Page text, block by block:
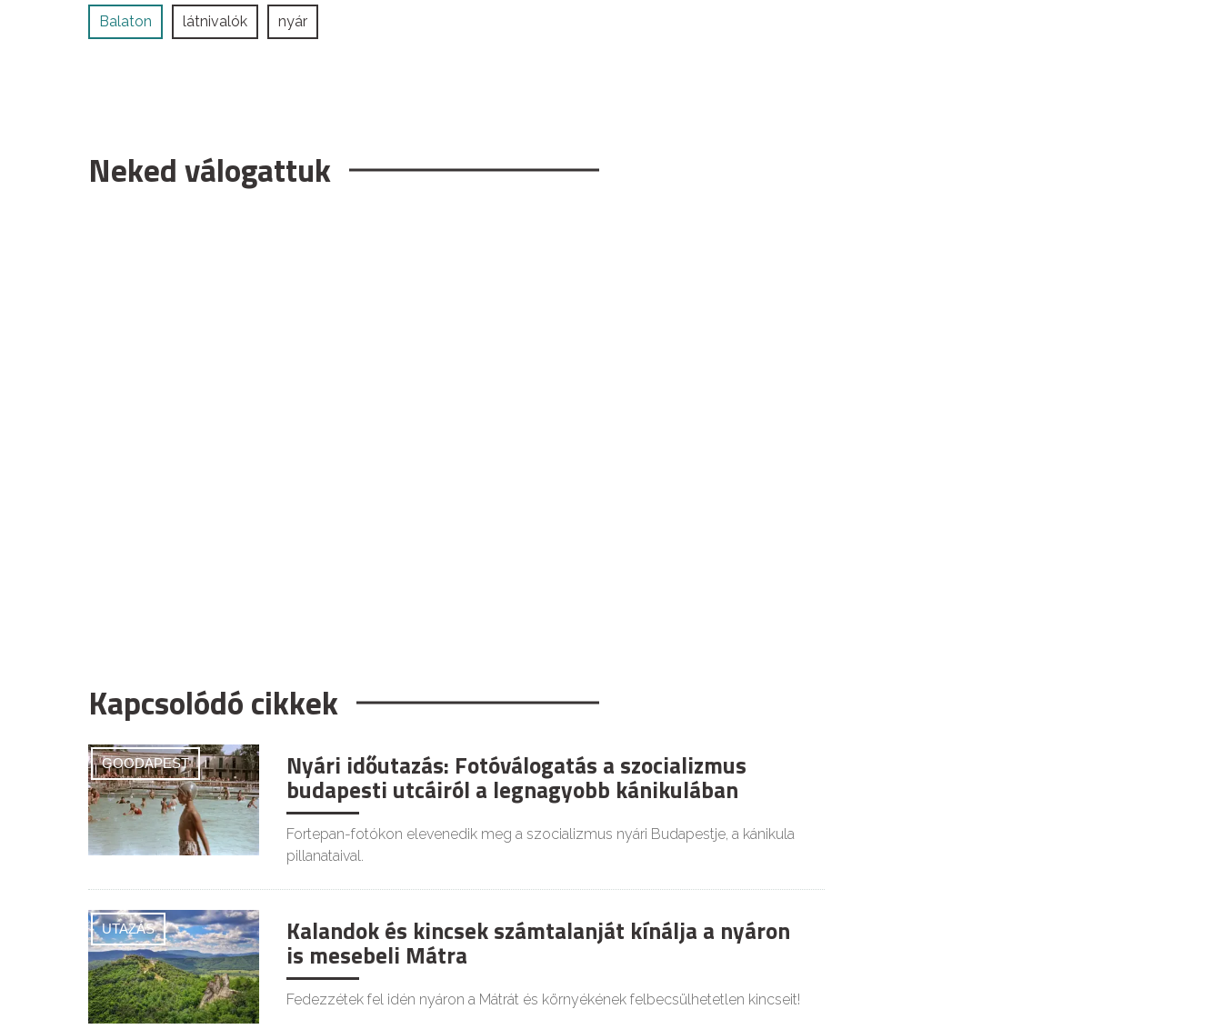
Balaton látnivalók nyár
Neked válogattuk
Kapcsolódó cikkek
GOODAPEST Nyári időutazás: Fotóválogatás a szocializmus
budapesti utcáiról a legnagyobb kánikulában
Fortepan-fotókon elevenedik meg a szocializmus nyári Budapestje, a kánikula
pillanataival.
UTAZÁS Kalandok és kincsek számtalanját kínálja a nyáron
is mesebeli Mátra
Fedezzétek fel idén nyáron a Mátrát és környékének felbecsülhetetlen kincseit!